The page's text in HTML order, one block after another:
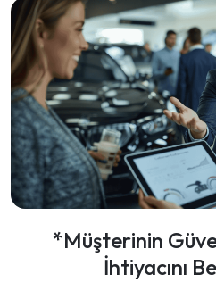
*Müşterinin
İhtiyacını